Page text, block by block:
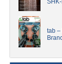
tab –